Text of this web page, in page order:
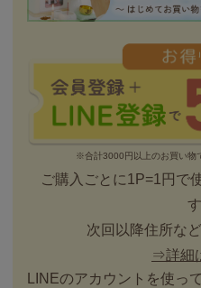
※合計3000円以上のお買い物
ご購入ごとに1P=1円で
す
次回以降住所な
⇒詳細
LINEのアカウントを使っ